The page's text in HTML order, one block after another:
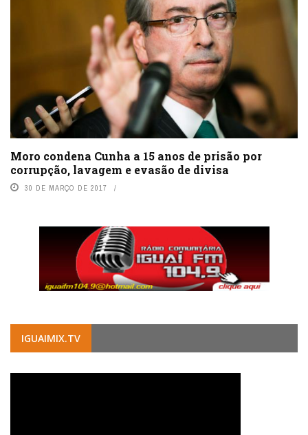
Moro condena Cunha a 15 anos de prisão por
corrupção, lavagem e evasão de divisa
30 DE MARÇO DE 2017
IGUAIMIX.TV